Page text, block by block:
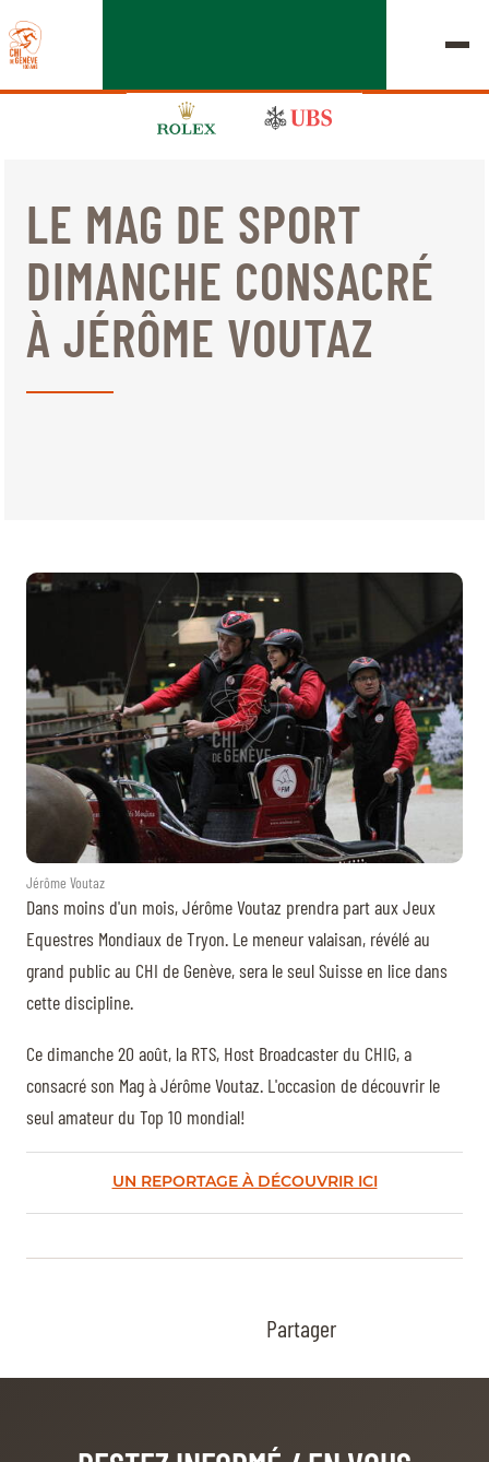
ÉDITION 2026
LE CHIG
MULTIMÉDIA
LIENS RAPIDES
FR EN
© 2026 CHI de Genève. Tous droits réservés
LE MAG DE SPORT
DIMANCHE CONSACRÉ
À JÉRÔME VOUTAZ
Jérôme Voutaz
Dans moins d'un mois, Jérôme Voutaz prendra part aux Jeux
Equestres Mondiaux de Tryon. Le meneur valaisan, révélé au
grand public au CHI de Genève, sera le seul Suisse en lice dans
cette discipline.
Ce dimanche 20 août, la RTS, Host Broadcaster du CHIG, a
consacré son Mag à Jérôme Voutaz. L'occasion de découvrir le
seul amateur du Top 10 mondial!
UN REPORTAGE À DÉCOUVRIR ICI
Partager